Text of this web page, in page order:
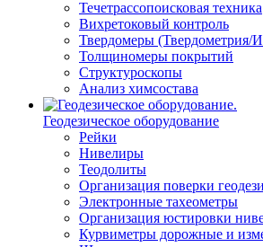
Течетрассопоисковая техника
Вихретоковый контроль
Твердомеры (Твердометрия/
Толщиномеры покрытий
Структуроскопы
Анализ химсостава
Геодезическое оборудование
Рейки
Нивелиры
Теодолиты
Организация поверки
Электронные тахеометры
Организация юстировки
Курвиметры дорожные и